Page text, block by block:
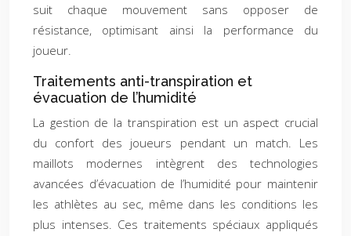
suit chaque mouvement sans opposer de
résistance, optimisant ainsi la performance du
joueur.
Traitements anti-transpiration et
évacuation de l’humidité
La gestion de la transpiration est un aspect crucial
du confort des joueurs pendant un match. Les
maillots modernes intègrent des technologies
avancées d’évacuation de l’humidité pour maintenir
les athlètes au sec, même dans les conditions les
plus intenses. Ces traitements spéciaux appliqués